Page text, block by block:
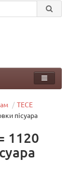
TECE
пісуара
1120